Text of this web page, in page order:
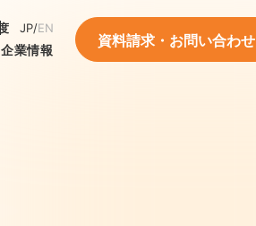
企業情報
JP/EN
資料請求・お問い合わせ